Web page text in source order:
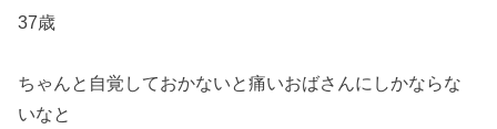
37歳
ちゃんと自覚しておかないと痛いおばさんにしかならな
いなと